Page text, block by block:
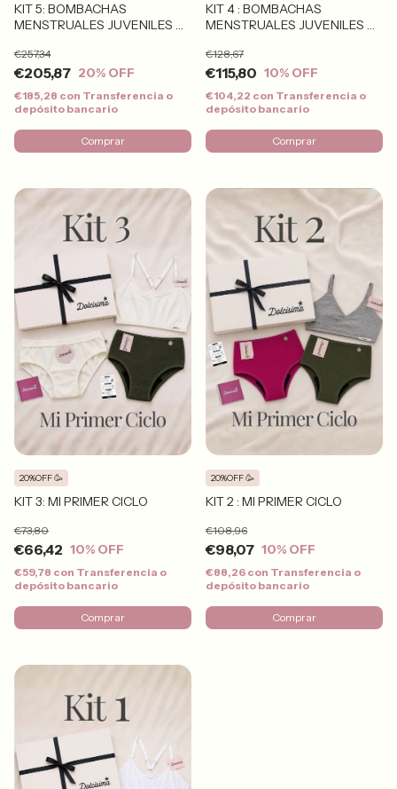
KIT 5: BOMBACHAS
MENSTRUALES JUVENILES X
€205,87
€257,34
20% OFF
€185,28 con Transferencia o
depósito bancario
Comprar
KIT 4 : BOMBACHAS
MENSTRUALES JUVENILES X
€115,80
€128,67
10% OFF
€104,22 con Transferencia o
depósito bancario
Comprar
KIT 3: MI PRIMER CICLO
€66,42
€73,80
10% OFF
20%OFF 🥳
€59,78 con Transferencia o
depósito bancario
Comprar
KIT 2 : MI PRIMER CICLO
€98,07
€108,96
10% OFF
20%OFF 🥳
€88,26 con Transferencia o
depósito bancario
Comprar